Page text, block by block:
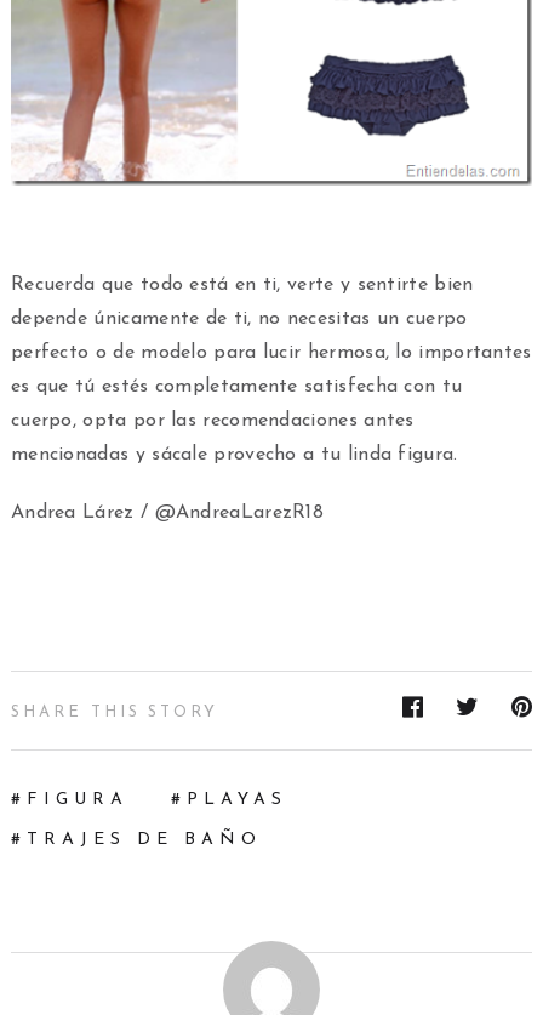
Recuerda que todo está en ti, verte y sentirte bien
depende únicamente de ti, no necesitas un cuerpo
perfecto o de modelo para lucir hermosa, lo importantes
es que tú estés completamente satisfecha con tu
cuerpo, opta por las recomendaciones antes
mencionadas y sácale provecho a tu linda figura.
Andrea Lárez / @AndreaLarezR18
SHARE THIS STORY
FIGURA PLAYAS
TRAJES DE BAÑO